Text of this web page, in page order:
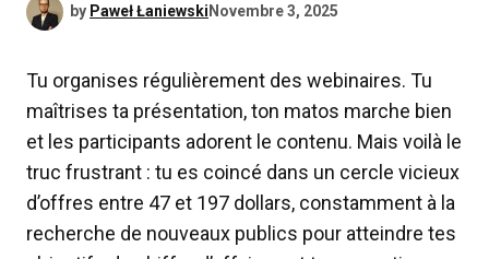
by Paweł Łaniewski Novembre 3, 2025
Tu organises régulièrement des webinaires. Tu
maîtrises ta présentation, ton matos marche bien
et les participants adorent le contenu. Mais voilà le
truc frustrant : tu es coincé dans un cercle vicieux
d’offres entre 47 et 197 dollars, constamment à la
recherche de nouveaux publics pour atteindre tes